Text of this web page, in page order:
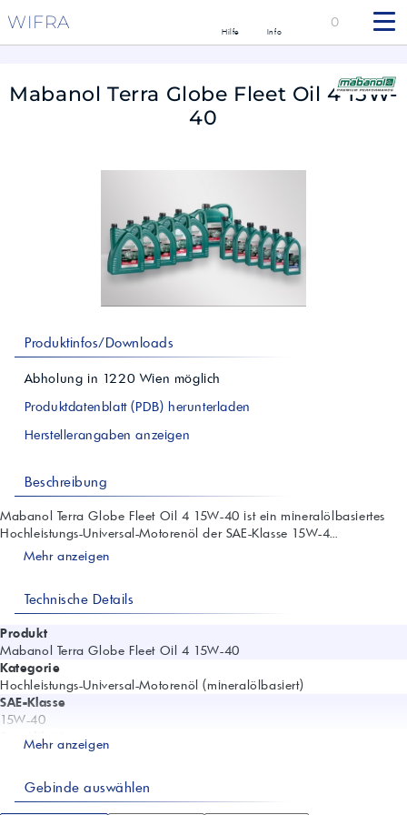
WIFRA Hilfe Info
0
Mabanol Terra Globe Fleet Oil 4 15W-
40
Produktinfos/Downloads
Abholung in 1220 Wien möglich
Produktdatenblatt (PDB) herunterladen
Herstellerangaben anzeigen
Beschreibung
Mabanol Terra Globe Fleet Oil 4 15W-40 ist ein mineralölbasiertes
Hochleistungs-Universal-Motorenöl der SAE-Klasse 15W-4...
Mehr anzeigen
Technische Details
Produkt
Mabanol Terra Globe Fleet Oil 4 15W-40
Kategorie
Hochleistungs-Universal-Motorenöl (mineralölbasiert)
SAE-Klasse
15W-40
Spezifikationen
ACEA E7; ACEA A3/B4; API SL/CI-4; JASO DH-1; GLOBAL DHD-1
Volvo VDS-3; Mack EO-N; Renault VI RLD-2; MTU MTL 5044 Typ 2
Einsatzempfehlungen
Mehr anzeigen
Gebinde auswählen